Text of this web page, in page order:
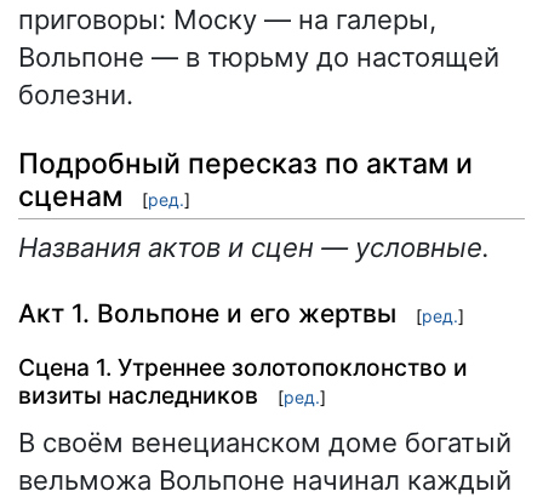
приговоры: Моску — на галеры,
Вольпоне — в тюрьму до настоящей
болезни.
Подробный пересказ по актам и
сценам
[ред.]
Названия актов и сцен — условные.
Акт 1. Вольпоне и его жертвы [ред.]
Сцена 1. Утреннее золотопоклонство и
визиты наследников
[ред.]
В своём венецианском доме богатый
вельможа Вольпоне начинал каждый